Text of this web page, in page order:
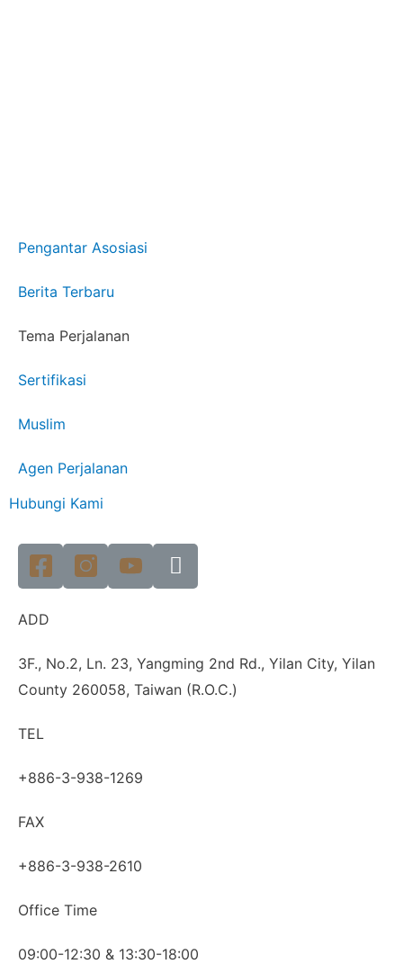
Pengantar Asosiasi
Berita Terbaru
Tema Perjalanan
Sertifikasi
Muslim
Agen Perjalanan
Hubungi Kami
ADD
3F., No.2, Ln. 23, Yangming 2nd Rd., Yilan City, Yilan
County 260058, Taiwan (R.O.C.)
TEL
+886-3-938-1269
FAX
+886-3-938-2610
Office Time
09:00-12:30 & 13:30-18:00